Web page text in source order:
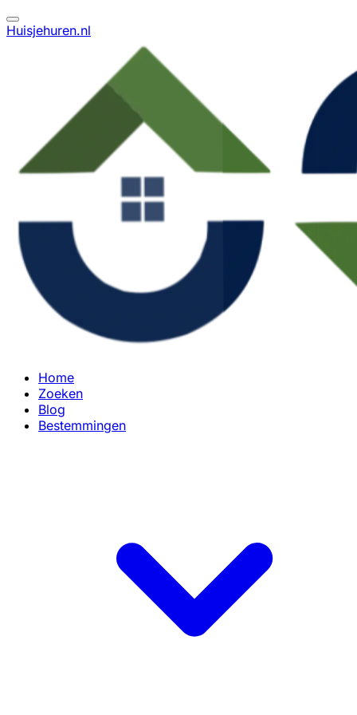
Huisjehuren.nl
Home
Zoeken
Blog
Bestemmingen